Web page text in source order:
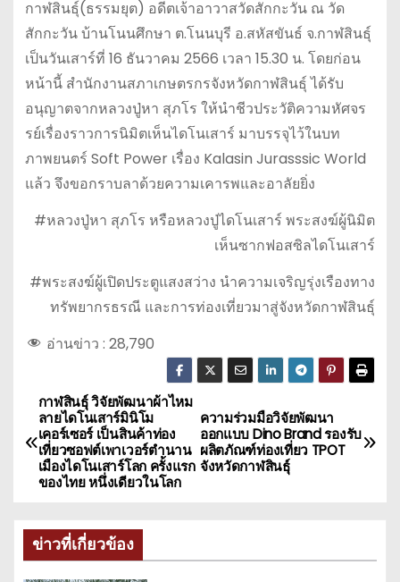
กาฬสินธุ์(ธรรมยุต) อดีตเจ้าอาวาสวัดสักกะวัน ณ วัด
สักกะวัน บ้านโนนศึกษา ต.โนนบุรี อ.สหัสขันธ์ จ.กาฬสินธุ์
เป็นวันเสาร์ที่ 16 ธันวาคม 2566 เวลา 15.30 น. โดยก่อน
หน้านี้ สำนักงานสภาเกษตรกรจังหวัดกาฬสินธุ์ ได้รับ
อนุญาตจากหลวงปู่หา สุภโร ให้นำชีวประวัติความหัศจร
รย์เรื่องราวการนิมิตเห็นไดโนเสาร์ มาบรรจุไว้ในบท
ภาพยนตร์ Soft Power เรื่อง Kalasin Jurasssic World
แล้ว จึงขอกราบลาด้วยความเคารพและอาลัยยิ่ง
#หลวงปู่หา สุภโร หรือหลวงปู่ไดโนเสาร์ พระสงฆ์ผู้นิมิต
เห็นซากฟอสซิลไดโนเสาร์
#พระสงฆ์ผู้เปิดประตูแสงสว่าง นำความเจริญรุ่งเรืองทาง
ทรัพยากรธรณี และการท่องเที่ยวมาสู่จังหวัดกาฬสินธุ์
อ่านข่าว : 28,790
แ
น
ะ
แ
น
ความร่วมมือวิจัยพัฒนา
ออกแบบ Dino Brand รองรับ
ผลิตภัณฑ์ท่องเที่ยว TPOT
จังหวัดกาฬสินธุ์
กาฬสินธุ์ วิจัยพัฒนาผ้าไหม
ลายไดโนเสาร์มินิโม
เคอร์เซอร์ เป็นสินค้าท่อง
เที่ยวซอฟต์เพาเวอร์ตำนาน
เมืองไดโนเสาร์โลก ครั้งแรก
ของไทย หนึ่งเดียวในโลก
ข่าวที่เกี่ยวข้อง